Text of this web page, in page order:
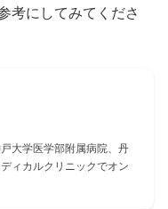
考にしてみてくださ
大学医学部附属病院、丹
ィカルクリニックでオン